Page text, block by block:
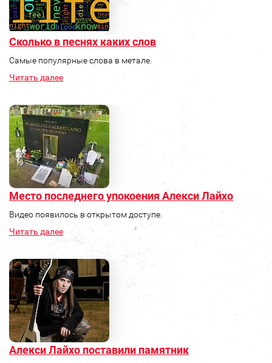
Сколько в песнях каких слов
Самые популярные слова в метале.
Читать далее
Место последнего упокоения Алекси Лайхо
Видео появилось в открытом доступе.
Читать далее
Алекси Лайхо поставили памятник